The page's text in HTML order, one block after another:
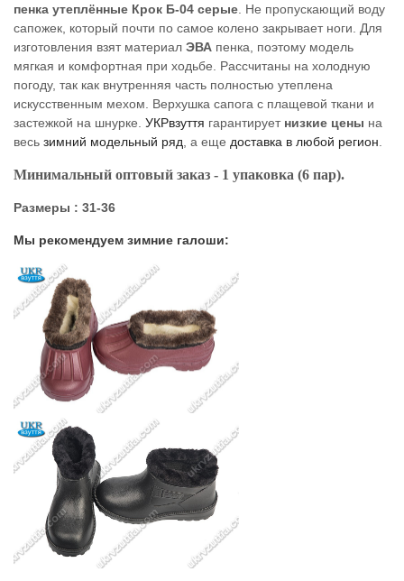
пенка утеплённые Крок Б-04 серые . Не пропускающий воду
сапожек, который почти по самое колено закрывает ноги. Для
изготовления взят материал ЭВА пенка, поэтому модель
мягкая и комфортная при ходьбе. Рассчитаны на холодную
погоду, так как внутренняя часть полностью утеплена
искусственным мехом. Верхушка сапога с плащевой ткани и
застежкой на шнурке. УКРвзуття гарантирует низкие цены на
весь зимний модельный ряд , а еще доставка в любой регион
Минимальный оптовый заказ - 1 упаковка (6 пар).
Размеры : 31-36
Мы рекомендуем зимние галоши: